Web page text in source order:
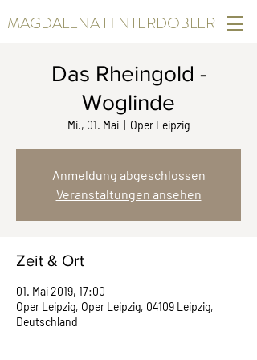
MAGDALENA HINTERDOBLER
Das Rheingold -
Woglinde
Mi., 01. Mai Oper Leipzig
Anmeldung abgeschlossen
Veranstaltungen ansehen
Zeit & Ort
01. Mai 2019, 17:00
Oper Leipzig, Oper Leipzig, 04109 Leipzig,
Deutschland